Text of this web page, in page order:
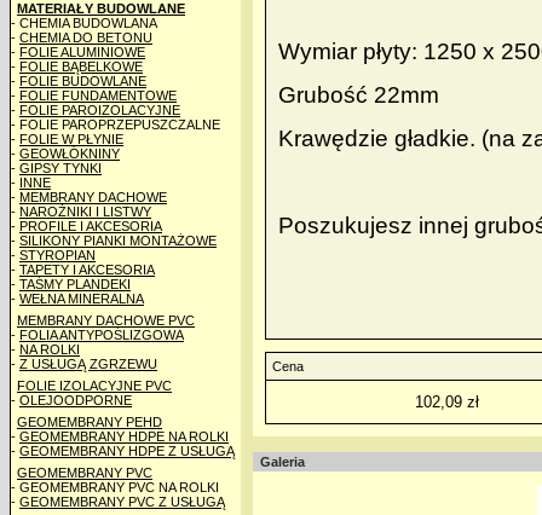
MATERIAŁY BUDOWLANE
- CHEMIA BUDOWLANA
- CHEMIA DO BETONU
- FOLIE ALUMINIOWE
- FOLIE BĄBELKOWE
- FOLIE BUDOWLANE
- FOLIE FUNDAMENTOWE
- FOLIE PAROIZOLACYJNE
- FOLIE PAROPRZEPUSZCZALNE
- FOLIE W PŁYNIE
- GEOWŁÓKNINY
- GIPSY TYNKI
- INNE
- MEMBRANY DACHOWE
- NAROŻNIKI I LISTWY
- PROFILE I AKCESORIA
- SILIKONY PIANKI MONTAŻOWE
- STYROPIAN
- TAPETY I AKCESORIA
- TAŚMY PLANDEKI
- WEŁNA MINERALNA
MEMBRANY DACHOWE PVC
- FOLIA ANTYPOŚLIZGOWA
- NA ROLKI
- Z USŁUGĄ ZGRZEWU
FOLIE IZOLACYJNE PVC
- OLEJOODPORNE
GEOMEMBRANY PEHD
- GEOMEMBRANY HDPE NA ROLKI
- GEOMEMBRANY HDPE Z USŁUGĄ
GEOMEMBRANY PVC
- GEOMEMBRANY PVC NA ROLKI
- GEOMEMBRANY PVC Z USŁUGĄ
Wymiar płyty: 1250 x
Grubość 22mm
Krawędzie gładkie. (na
Poszukujesz innej
Cena
102,09 zł
Galeria